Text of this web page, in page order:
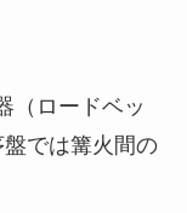
（ロードベッ
では篝火間の